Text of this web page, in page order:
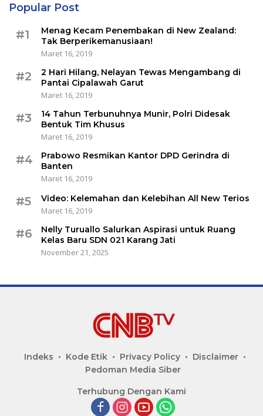
Popular Post
#1
Menag Kecam Penembakan di New Zealand:
Tak Berperikemanusiaan!
Maret 16, 2019
#2
2 Hari Hilang, Nelayan Tewas Mengambang di
Pantai Cipalawah Garut
Maret 16, 2019
#3
14 Tahun Terbunuhnya Munir, Polri Didesak
Bentuk Tim Khusus
Maret 16, 2019
#4
Prabowo Resmikan Kantor DPD Gerindra di
Banten
Maret 16, 2019
#5
Video: Kelemahan dan Kelebihan All New Terios
Maret 16, 2019
#6
Nelly Turuallo Salurkan Aspirasi untuk Ruang
Kelas Baru SDN 021 Karang Jati
November 21, 2025
Indeks Kode Etik Privacy Policy
Disclaimer
Pedoman Media Siber
Terhubung Dengan Kami